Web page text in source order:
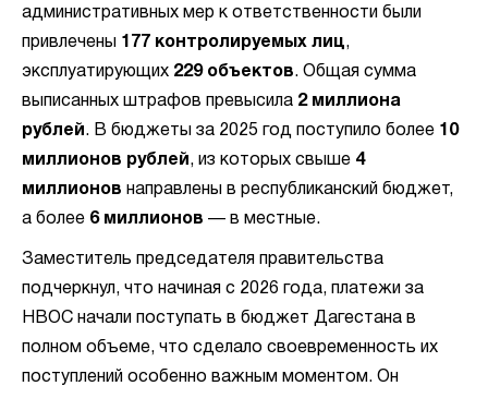
административных мер к ответственности были
привлечены 177 контролируемых лиц,
эксплуатирующих 229 объектов. Общая сумма
выписанных штрафов превысила 2 миллиона
рублей . В бюджеты за 2025 год поступило более 10
миллионов рублей , из которых свыше 4
миллионов направлены в республиканский бюджет,
а более 6 миллионов — в местные.
Заместитель председателя правительства
подчеркнул, что начиная с 2026 года, платежи за
НВОС начали поступать в бюджет Дагестана в
полном объеме, что сделало своевременность их
поступлений особенно важным моментом. Он